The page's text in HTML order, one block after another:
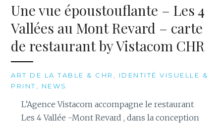
Une vue époustouflante – Les 4
Vallées au Mont Revard – carte
de restaurant by Vistacom CHR
ART DE LA TABLE & CHR
IDENTITÉ VISUELLE &
PRINT
NEWS
L’Agence Vistacom accompagne le restaurant
Les 4 Vallée -Mont Revard , dans la conception